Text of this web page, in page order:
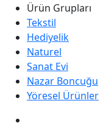
Ürün Grupları
Tekstil
Hediyelik
Naturel
Sanat Evi
Nazar Boncuğu
Yöresel Ürünler